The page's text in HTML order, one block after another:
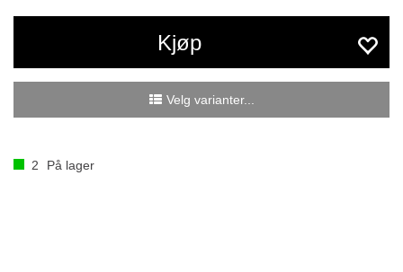
Kjøp
Velg varianter...
2 På lager